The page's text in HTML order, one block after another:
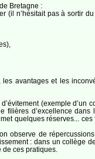
Bretagne :
(il n’hésitait pas à sortir
avantages et les
(exemple d’un
filières d’excellence
quelques réserves...
observe de
: dans un collège
de ces pratiques.